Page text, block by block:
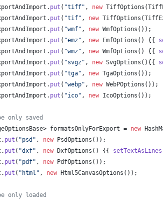
. put ( "tiff" , new TiffOptions (
. put ( "tif" , new TiffOptions (
. put ( "wmf" , new WmfOptions ());
. put ( "emz" , new EmfOptions () {{
. put ( "wmz" , new WmfOptions () {{
. put ( "svgz" , new SvgOptions (){{
. put ( "tga" , new TgaOptions ());
. put ( "webp" , new WebPOptions ());
. put ( "ico" , new IcoOptions ());
only saved
> formatsOnlyForExport = new
. put ( "psd" , new PsdOptions ());
. put ( "dxf" , new DxfOptions () {{ setTextAsLines
. put ( "pdf" , new PdfOptions ());
. put ( "html" , new Html5CanvasOptions ());
only loaded